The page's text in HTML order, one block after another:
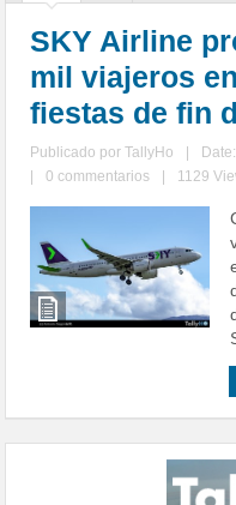
SKY Airline
mil viajeros
fiestas de fin
Publicado porTallyHo
0 commentarios 1129